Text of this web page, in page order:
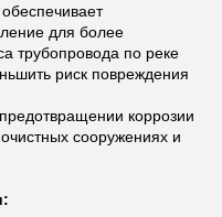
для более
трубопровода по реке
риск повреждения
коррозии
сооружениях и